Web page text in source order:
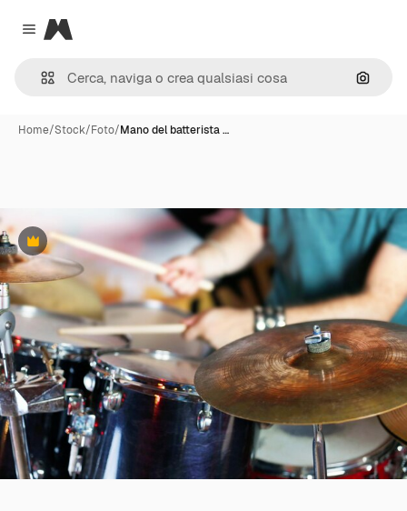
Close menu
Magnific
Cerca
Home/Stock/Foto/Mano del batterista …
Premium